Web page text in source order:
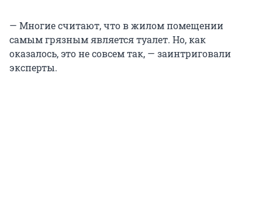
— Многие считают, что в жилом помещении
самым грязным является туалет. Но, как
оказалось, это не совсем так, — заинтриговали
эксперты.